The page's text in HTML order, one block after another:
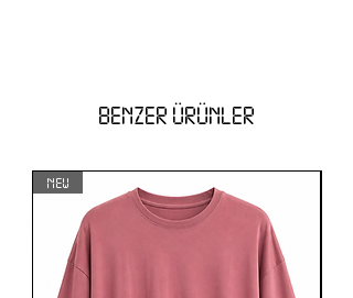
BENZER ÜRÜNLER
NEW